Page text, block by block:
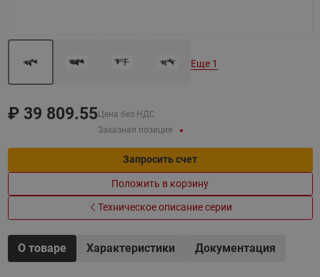
₽ 39 809.55 Цена без НДС
Заказная позиция
Запросить счет
Положить в корзину
Техническое описание серии
Еще 1
О товаре Характеристики Документация